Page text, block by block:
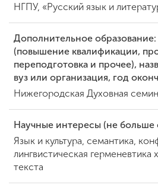
НГПУ, «Русский язык и
Дополнительное
(повышение квалификации,
переподготовка и прочее),
вуз или организация, год
Нижегородская Духовная
Научные интересы (не больше
Язык и культура, семантика,
лингвистическая герменевтика
текста